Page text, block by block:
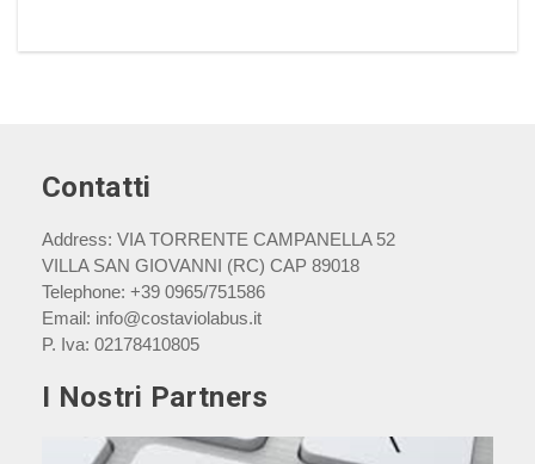
Contatti
Address: VIA TORRENTE CAMPANELLA 52
VILLA SAN GIOVANNI (RC) CAP 89018
Telephone: +39 0965/751586
Email: info@costaviolabus.it
P. Iva: 02178410805
I Nostri Partners